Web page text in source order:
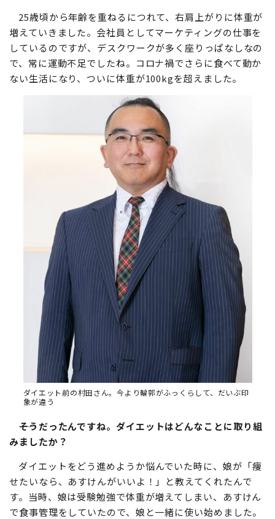
25歳頃から年齢を重ねるにつれて、右肩上がりに体重が
増えていきました。会社員としてマーケティングの仕事を
しているのですが、デスクワークが多く座りっぱなしなの
で、常に運動不足でしたね。コロナ禍でさらに食べて動か
ない生活になり、ついに体重が100kgを超えました。
ダイエット前の村田さん。今より輪郭がふっくらして、だいぶ印
象が違う
そうだったんですね。ダイエットはどんなことに取り組
みましたか？
ダイエットをどう進めようか悩んでいた時に、娘が「痩
せたいなら、あすけんがいいよ！」と教えてくれたんで
す。当時、娘は受験勉強で体重が増えてしまい、あすけん
で食事管理をしていたので、娘と一緒に使い始めました。